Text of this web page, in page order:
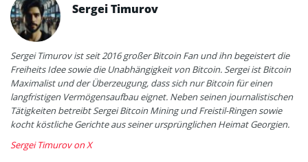
Sergei Timurov
Sergei Timurov ist seit 2016 großer Bitcoin Fan und ihn begeistert die
Freiheits Idee sowie die Unabhängigkeit von Bitcoin. Sergei ist Bitcoin
Maximalist und der Überzeugung, dass sich nur Bitcoin für einen
langfristigen Vermögensaufbau eignet. Neben seinen journalistischen
Tätigkeiten betreibt Sergei Bitcoin Mining und Freistil-Ringen sowie
kocht köstliche Gerichte aus seiner ursprünglichen Heimat Georgien.
Sergei Timurov on X